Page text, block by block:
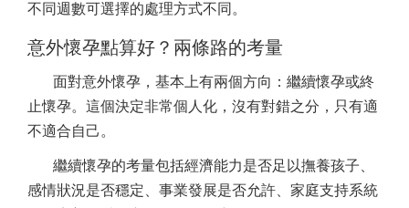
不同週數可選擇的處理方式不同。
意外懷孕點算好？兩條路的考量
面對意外懷孕，基本上有兩個方向：繼續懷孕或終
止懷孕。這個決定非常個人化，沒有對錯之分，只有適
不適合自己。
繼續懷孕的考量包括經濟能力是否足以撫養孩子、
感情狀況是否穩定、事業發展是否允許、家庭支持系統